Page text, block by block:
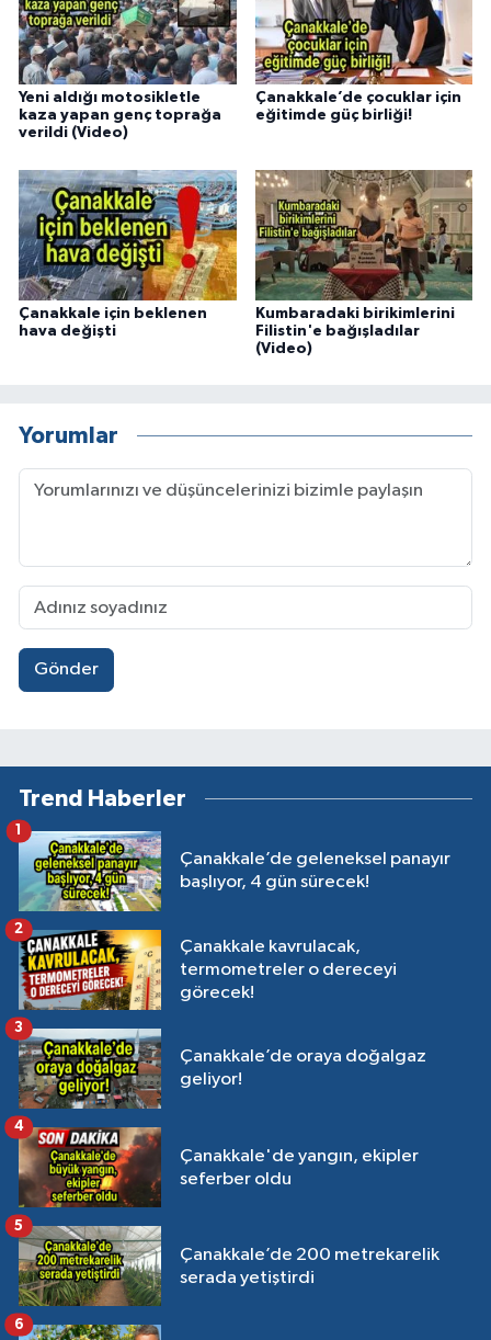
Yeni aldığı motosikletle
kaza yapan genç toprağa
verildi (Video)
Çanakkale’de çocuklar için
eğitimde güç birliği!
Çanakkale için beklenen
hava değişti
Kumbaradaki birikimlerini
Filistin'e bağışladılar
(Video)
Yorumlar
Gönder
Trend Haberler
Çanakkale’de geleneksel panayır
başlıyor, 4 gün sürecek!
1
Çanakkale kavrulacak,
termometreler o dereceyi
görecek!
2
Çanakkale’de oraya doğalgaz
geliyor!
3
Çanakkale'de yangın, ekipler
seferber oldu
4
Çanakkale’de 200 metrekarelik
serada yetiştirdi
5
6